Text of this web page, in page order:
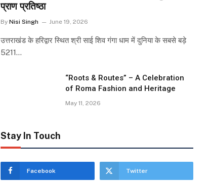
प्राण प्रतिष्ठा
By Nisi Singh June 19, 2026
उत्तराखंड के हरिद्वार स्थित श्री साई शिव गंगा धाम में दुनिया के सबसे बड़े
5211…
“Roots & Routes” – A Celebration
of Roma Fashion and Heritage
May 11, 2026
Stay In Touch
Facebook Twitter